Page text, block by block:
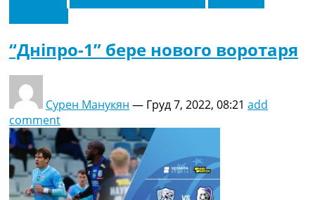
“Дніпро-1” бере нового воротаря
Сурен Манукян — Груд 7, 2022, 08:21 add
comment